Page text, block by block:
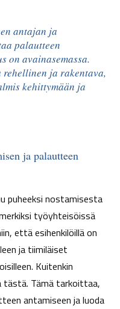
antajan ja
palautteen
on avainasemassa.
ja rakentava,
kehittymään ja
ja palautteen
puheeksi nostamisesta
työyhteisöissä
että esihenkilöillä on
ja tiimiläiset
Kuitenkin
tästä. Tämä tarkoittaa,
antamiseen ja luoda